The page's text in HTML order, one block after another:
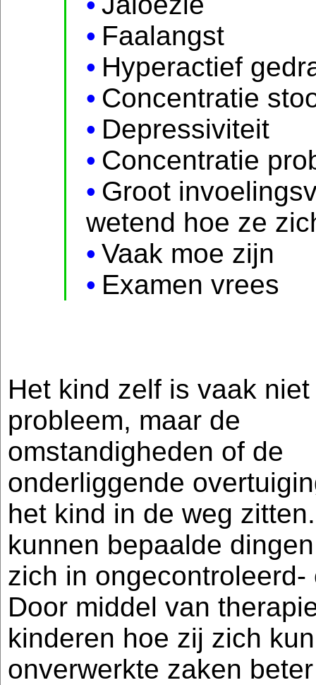
Faalangst
Hyperactief
Concentratie
Depressiviteit
Concentratie
Groot
wetend hoe ze
Vaak moe zijn
Examen vrees
Het kind zelf is vaak
probleem, maar de
omstandigheden of de
onderliggende
het kind in de weg
kunnen bepaalde
zich in
Door middel van
kinderen hoe zij zich
onverwerkte zaken